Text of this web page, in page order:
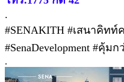
.
#SENAKITH #เสนาคิท
#SenaDevelopment #คุ้ม
.